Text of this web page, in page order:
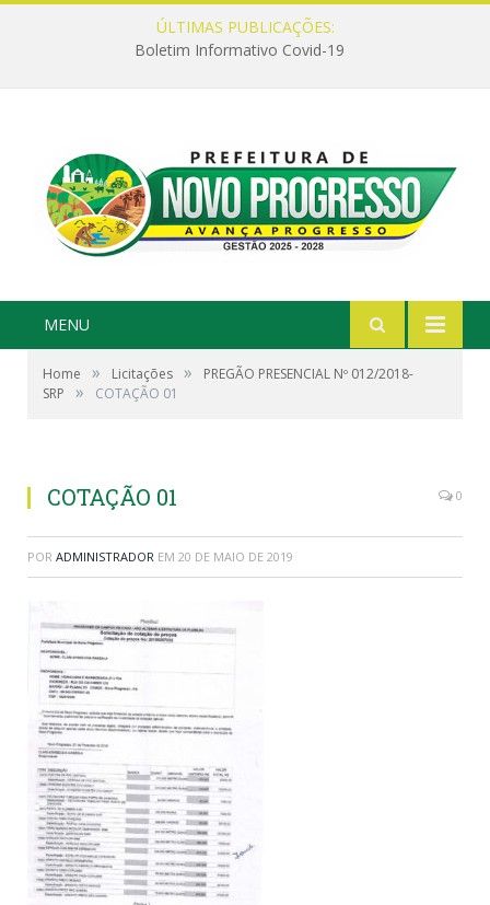
ÚLTIMAS PUBLICAÇÕES:
Boletim Informativo Covid-19
MENU
Home » Licitações »
PREGÃO PRESENCIAL Nº 012/2018-
SRP
» COTAÇÃO 01
COTAÇÃO 01 0
POR ADMINISTRADOR EM 20 DE MAIO DE 2019